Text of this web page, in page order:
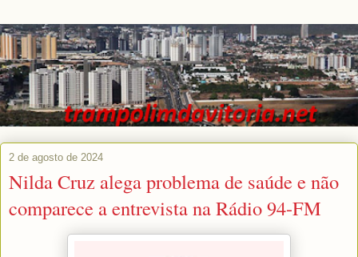
2 de agosto de 2024
Nilda Cruz alega problema de saúde e não
comparece a entrevista na Rádio 94-FM